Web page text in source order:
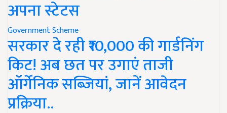
अपना स्टेटस
Government Scheme
सरकार दे रही ₹10,000 की गार्डनिंग
किट! अब छत पर उगाएं ताजी
ऑर्गेनिक सब्जियां, जानें आवेदन
प्रक्रिया..